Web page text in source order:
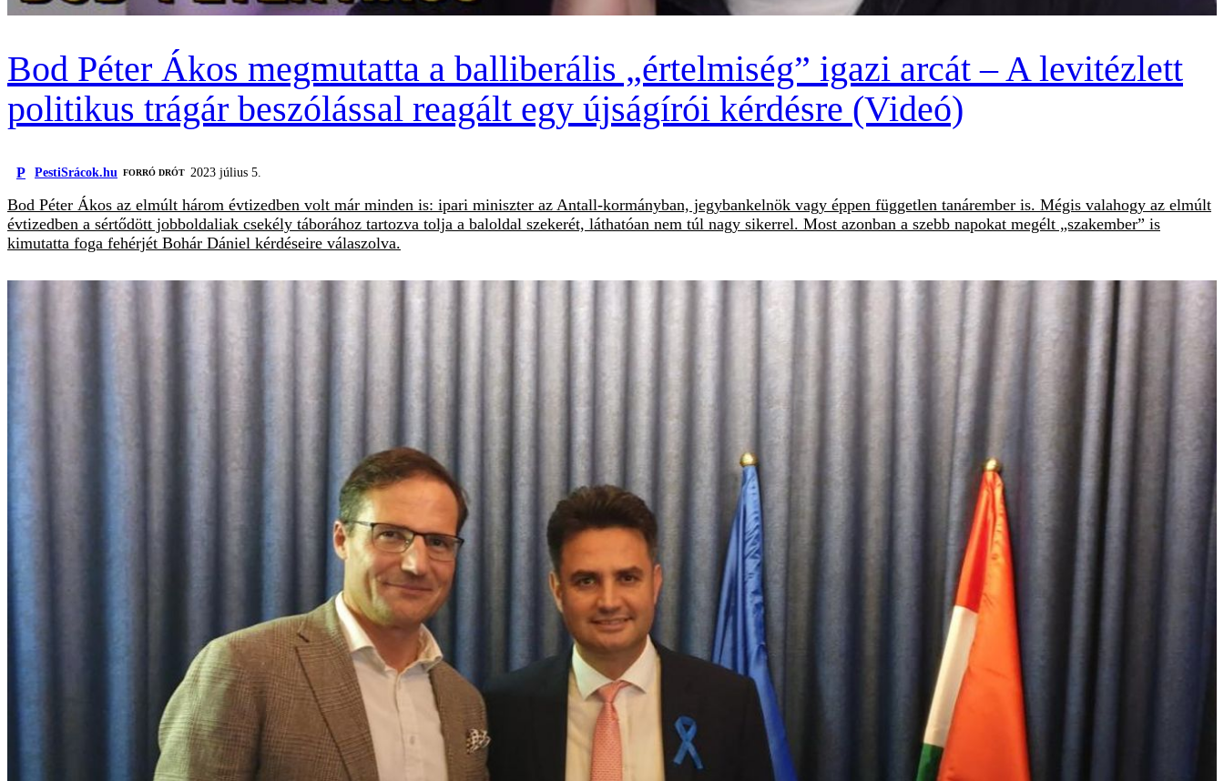
Bod Péter Ákos megmutatta a balliberális „értelmiség” igazi arcát – A levitézlett
politikus trágár beszólással reagált egy újságírói kérdésre (Videó)
P PestiSrácok.hu FORRÓ DRÓT 2023 július 5.
Bod Péter Ákos az elmúlt három évtizedben volt már minden is: ipari miniszter az Antall-kormányban, jegybankelnök vagy éppen független tanárember is. Mégis valahogy az elmúlt
évtizedben a sértődött jobboldaliak csekély táborához tartozva tolja a baloldal szekerét, láthatóan nem túl nagy sikerrel. Most azonban a szebb napokat megélt „szakember” is
kimutatta foga fehérjét Bohár Dániel kérdéseire válaszolva.